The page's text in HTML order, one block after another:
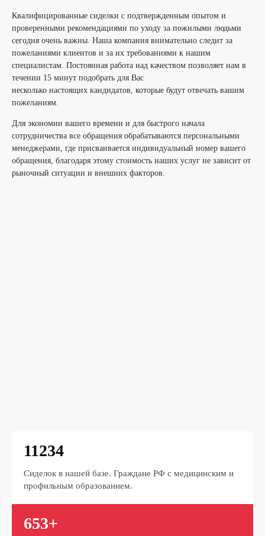
Квалифицированные сиделки с подтвержденным опытом и
проверенными рекомендациями по уходу за пожилыми людьми
сегодня очень важны. Наша компания внимательно следит за
пожеланиями клиентов и за их требованиями к нашим
специалистам. Постоянная работа над качеством позволяет нам в
течении 15 минут подобрать для Вас
несколько настоящих кандидатов, которые будут отвечать вашим
пожеланиям.
Для экономии вашего времени и для быстрого начала
сотрудничества все обращения обрабатываются персональными
менеджерами, где присваивается индивидуальный номер вашего
обращения, благодаря этому стоимость наших услуг не зависит от
рыночный ситуации и внешних факторов.
11234
Сиделок в нашей базе. Граждане РФ с медицинским и
профильным образованием.
653+